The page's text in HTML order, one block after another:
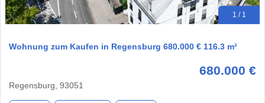
1 / 1
Wohnung zum Kaufen in Regensburg 680.000 € 116.3 m²
680.000 €
Regensburg, 93051